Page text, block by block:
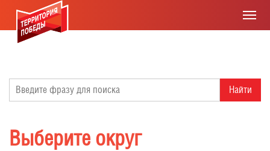
Найти
Выберите округ